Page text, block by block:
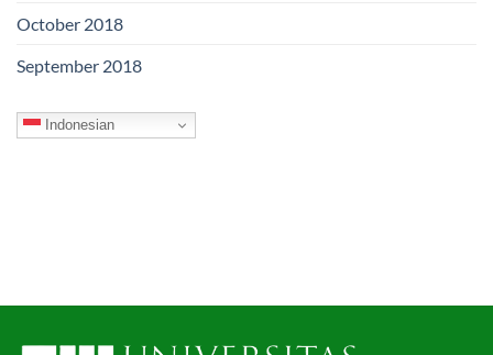
October 2018
September 2018
Indonesian